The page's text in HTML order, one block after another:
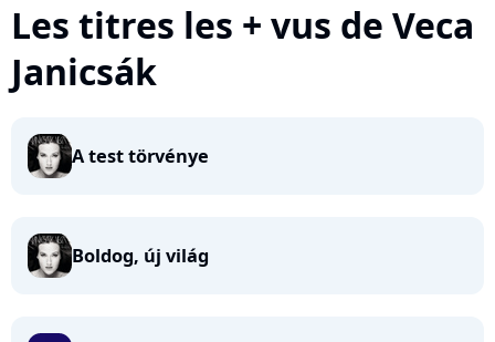
Les titres les + vus de Veca
Janicsák
A test törvénye
Boldog, új világ